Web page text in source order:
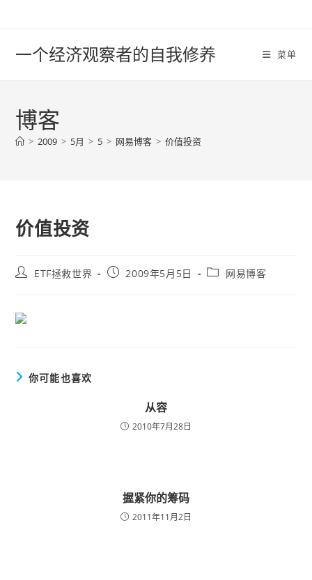
一个经济观察者的自我修养 菜单
博客
> 2009 > 5月 > 5 > 网易博客 > 价值投资
价值投资
PostETF拯救世界
Post2009年5月5日
Post网易博客
你可能也喜欢
从容
2010年7月28日
握紧你的筹码
2011年11月2日